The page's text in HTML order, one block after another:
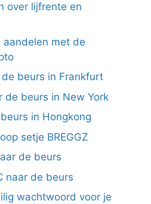
over lijfrente en
aandelen met de
beurs in Frankfurt
de beurs in New York
in Hongkong
setje BREGGZ
de beurs
naar de beurs
wachtwoord voor je